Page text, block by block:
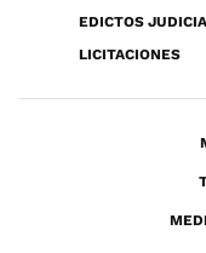
EDICTOS
LICITACIONES